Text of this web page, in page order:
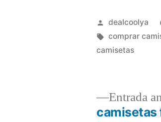
Publicado
por
dealcoolya
Etiquetas:
comprar
camisetas
Entrada
camisetas